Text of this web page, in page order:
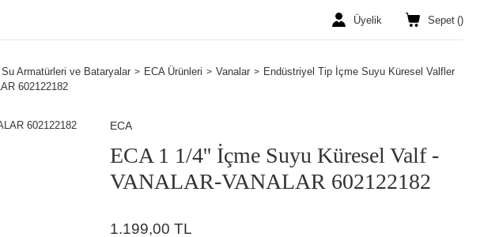
Üyelik Sepet ()
Su Armatürleri ve Bataryalar ECA Ürünleri Vanalar
Endüstriyel Tip İçme Suyu Küresel Valfler
602122182
ECA
ECA 1 1/4'' İçme Suyu Küresel Valf -
VANALAR-VANALAR 602122182
1.199,00 TL